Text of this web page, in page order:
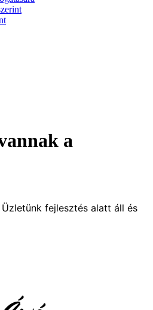
a
fejlesztés alatt áll és